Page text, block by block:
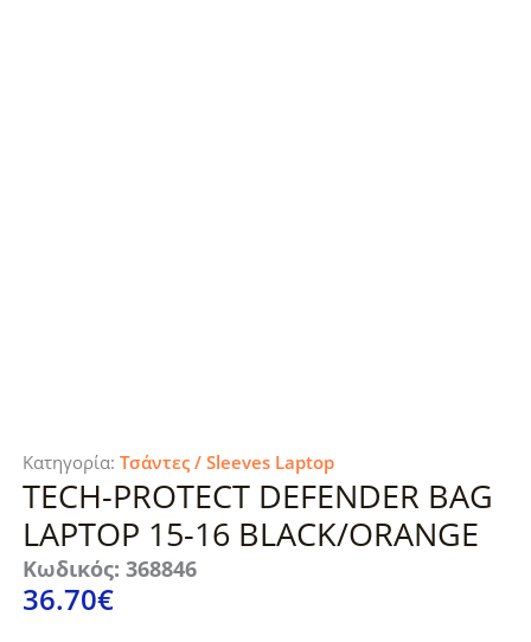
Κατηγορία: Τσάντες / Sleeves Laptop
TECH-PROTECT DEFENDER BAG
LAPTOP 15-16 BLACK/ORANGE
Κωδικός: 368846
36.70€